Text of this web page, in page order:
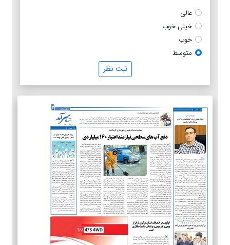
عالی
خیلی خوب
خوب
متوسط
ثبت نظر